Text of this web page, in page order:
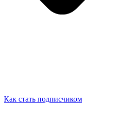
Как стать подписчиком